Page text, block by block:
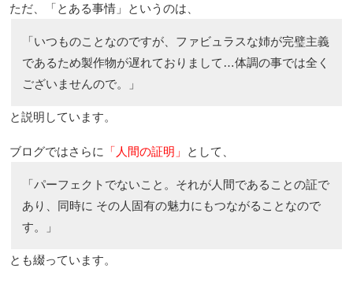
ただ、「とある事情」というのは、
「いつものことなのですが、ファビュラスな姉が完璧主義
であるため製作物が遅れておりまして…体調の事では全く
ございませんので。」
と説明しています。
ブログではさらに 「人間の証明」 として、
「パーフェクトでないこと。それが人間であることの証で
あり、同時に その人固有の魅力にもつながることなので
す。」
とも綴っています。